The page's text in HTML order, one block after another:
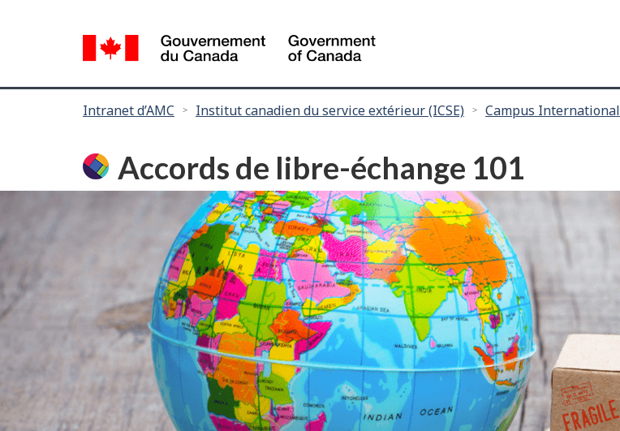
de
selection
Intranet d’AMC Institut canadien du service extérieur (ICSE) Campus International
Accords de libre-échange 101